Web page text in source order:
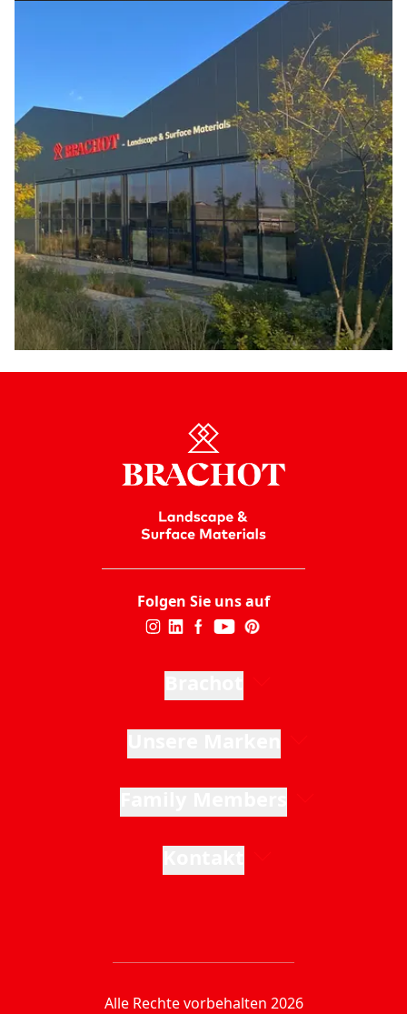
Folgen Sie uns auf
Alle Rechte vorbehalten 2026